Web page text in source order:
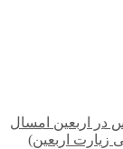
زیارت اربعین)